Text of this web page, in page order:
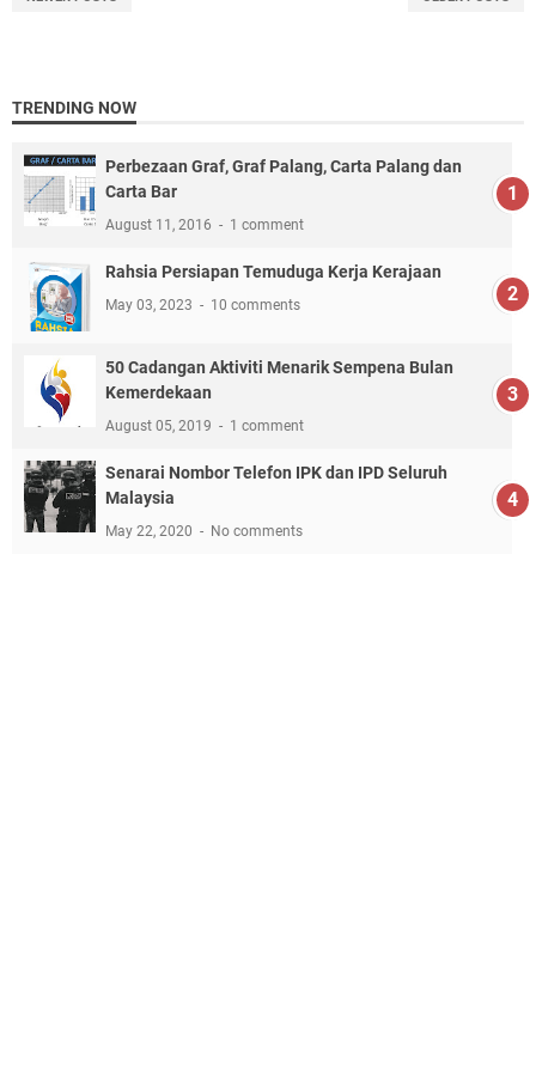
TRENDING NOW
Perbezaan Graf, Graf Palang, Carta Palang dan
Carta Bar
August 11, 2016 1 comment
Rahsia Persiapan Temuduga Kerja Kerajaan
May 03, 2023 10 comments
50 Cadangan Aktiviti Menarik Sempena Bulan
Kemerdekaan
August 05, 2019 1 comment
Senarai Nombor Telefon IPK dan IPD Seluruh
Malaysia
May 22, 2020 No comments